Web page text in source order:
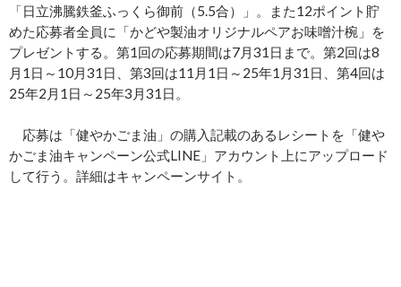
「日立沸騰鉄釜ふっくら御前（5.5合）」。また12ポイント貯
めた応募者全員に「かどや製油オリジナルペアお味噌汁椀」を
プレゼントする。第1回の応募期間は7月31日まで。第2回は8
月1日～10月31日、第3回は11月1日～25年1月31日、第4回は
25年2月1日～25年3月31日。
応募は「健やかごま油」の購入記載のあるレシートを「健や
かごま油キャンペーン公式LINE」アカウント上にアップロード
して行う。詳細はキャンペーンサイト。